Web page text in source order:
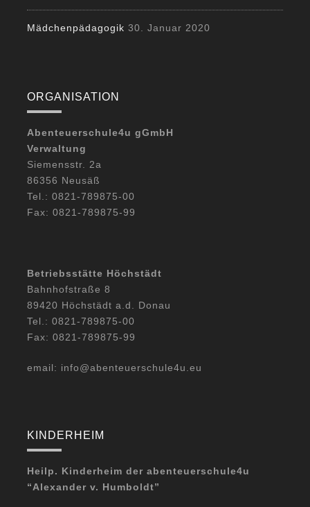
Mädchenpädagogik 30. Januar 2020
ORGANISATION
Abenteuerschule4u gGmbH
Verwaltung
Siemensstr. 2a
86356 Neusäß
Tel.: 0821-789875-00
Fax: 0821-789875-99
Betriebsstätte Höchstädt
Bahnhofstraße 8
89420 Höchstädt a.d. Donau
Tel.: 0821-789875-00
Fax: 0821-789875-99
email: info@abenteuerschule4u.eu
KINDERHEIM
Heilp. Kinderheim der abenteuerschule4u
“Alexander v. Humboldt”